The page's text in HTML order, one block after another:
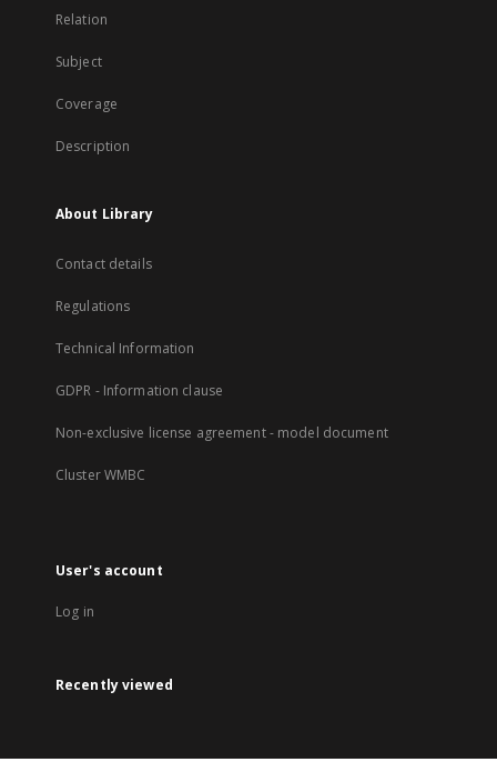
Relation
Subject
Coverage
Description
About Library
Contact details
Regulations
Technical Information
GDPR - Information clause
Non-exclusive license agreement - model document
Cluster WMBC
User's account
Log in
Recently viewed